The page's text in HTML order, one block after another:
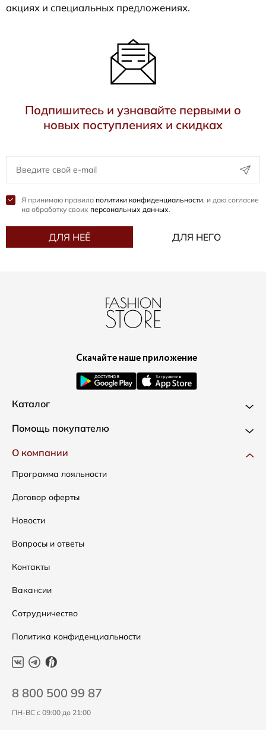
акциях и специальных предложениях.
Подпишитесь и узнавайте первыми о
новых поступлениях и скидках
Я принимаю правила политики конфиденциальности, и даю согласие
на обработку своих персональных данных.
ДЛЯ НЕЁ ДЛЯ НЕГО
Скачайте наше приложение
Каталог
Новинки
Одежда
Сумки
Аксессуары
Распродажа
Подарочные сертификаты
Помощь покупателю
Доставка и оплата
Как оформить заказ
Условия возвратов
Таблица размеров
Уход за одеждой
О компании
Программа лояльности
Договор оферты
Новости
Вопросы и ответы
Контакты
Вакансии
Сотрудничество
Политика конфиденциальности
8 800 500 99 87
ПН-ВС с 09:00 до 21:00